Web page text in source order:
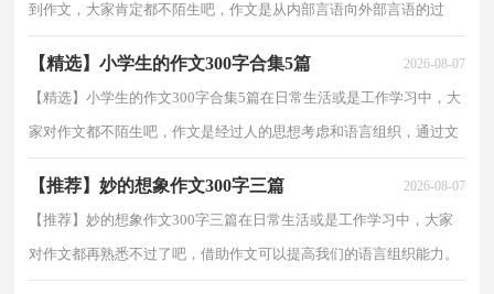
到作文，大家肯定都不陌生吧，作文是从内部言语向外部言语的过
【精选】小学生的作文300字合集5篇 2026-08-07
【精选】小学生的作文300字合集5篇在日常生活或是工作学习中，大
家对作文都不陌生吧，作文是经过人的思想考虑和语言组织，通过文
【推荐】妙的想象作文300字三篇 2026-08-07
【推荐】妙的想象作文300字三篇在日常生活或是工作学习中，大家
对作文都再熟悉不过了吧，借助作文可以提高我们的语言组织能力。